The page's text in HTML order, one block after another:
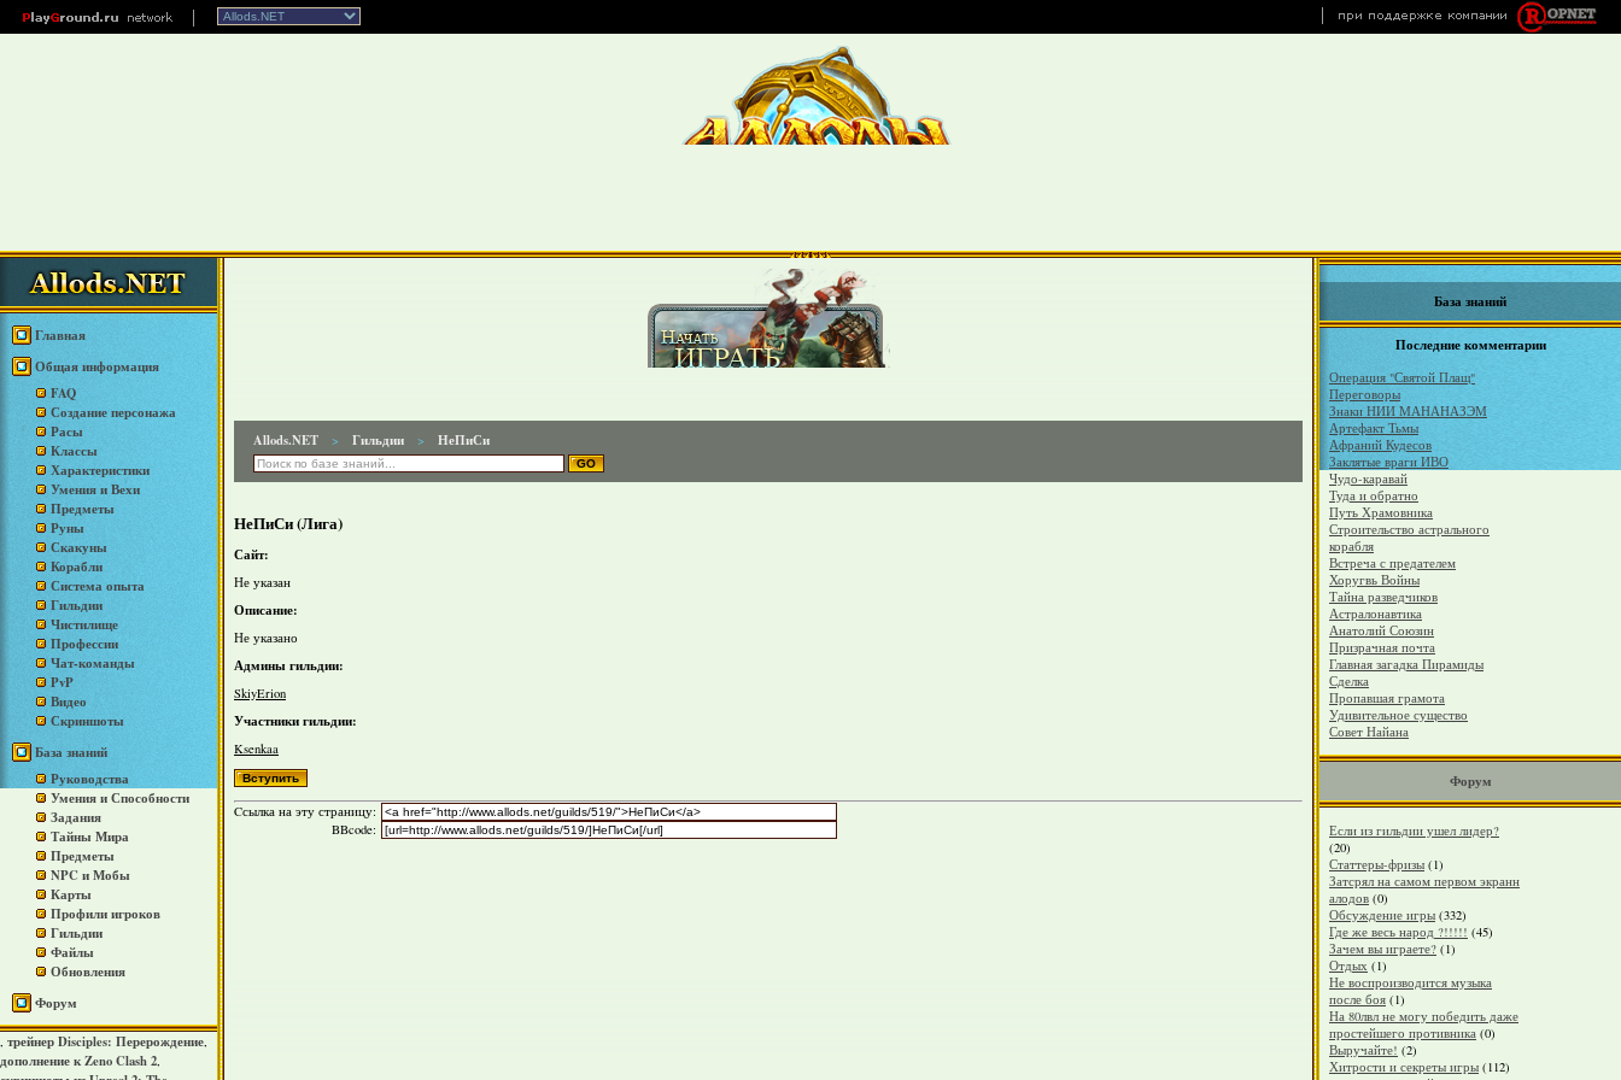
Главная
Общая информация
FAQ
Создание персонажа
Расы
Классы
Характеристики
Умения и Вехи
Предметы
Руны
Скакуны
Корабли
Система опыта
Гильдии
Чистилище
Профессии
Чат-команды
PvP
Видео
Скриншоты
База знаний
Руководства
Умения и Способности
Задания
Тайны Мира
Предметы
NPC и Мобы
Карты
Профили игроков
Гильдии
Файлы
Обновления
Форум
, трейнер Disciples: Перерождение,
дополнение к Zeno Clash 2,
Allods.NET > Гильдии > НеПиСи
НеПиСи (Лига)
Сайт:
Не указан
Описание:
Не указано
Админы гильдии:
SkiyErion
Участники гильдии:
Ksenkaa
Cсылка на эту страницу:
BBcode:
База знаний
Последние комментарии
Операция "Святой Плащ"
Переговоры
Знаки НИИ МАНАНАЗЭМ
Артефакт Тьмы
Афраний Кудесов
Заклятые враги ИВО
Чудо-каравай
Туда и обратно
Путь Храмовника
Строительство астрального
корабля
Встреча с предателем
Хоругвь Войны
Тайна разведчиков
Астралонавтика
Анатолий Союзин
Призрачная почта
Главная загадка Пирамиды
Сделка
Пропавшая грамота
Удивительное существо
Совет Найана
Форум
Если из гильдии ушел лидер?
(20)
Статтеры-фризы (1)
Затсрял на самом первом экранн
алодов (0)
Обсуждение игры (332)
Где же весь народ ?!!!!! (45)
Зачем вы играете? (1)
Отдых (1)
Не воспроизводится музыка
после боя (1)
На 80лвл не могу победить даже
простейшего противника (0)
Выручайте! (2)
Хитрости и секреты игры (112)